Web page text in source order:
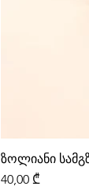
ზოლიანი
Price
40,00 ₾